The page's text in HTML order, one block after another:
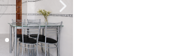
Naviga a destra